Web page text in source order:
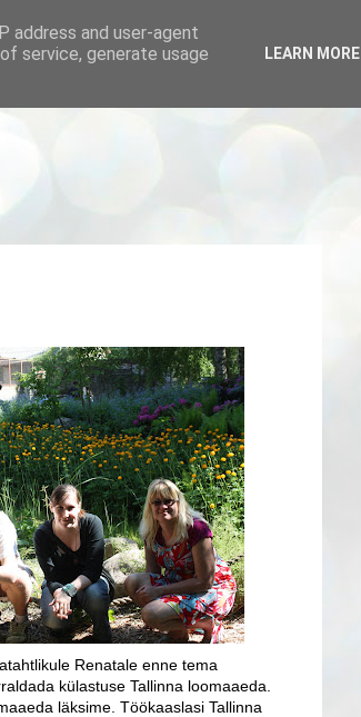
Renatale enne tema
külastuse Tallinna loomaaeda.
läksime. Töökaaslasi Tallinna
address and user-agent
service, generate usage
LEARN MORE